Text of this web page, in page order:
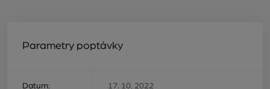
Parametry poptávky
Datum: 17. 10. 2022